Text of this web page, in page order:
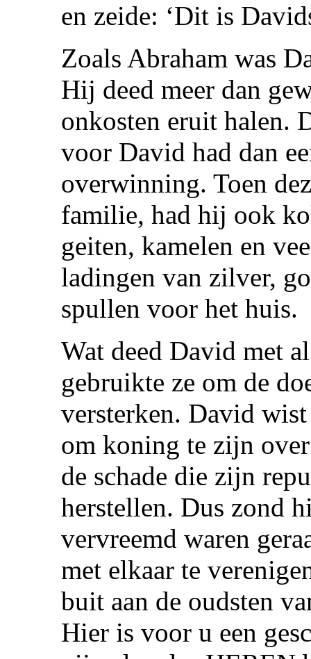
en zeide: ‘Dit is
Zoals Abraham was
Hij deed meer dan
onkosten eruit halen.
voor David had dan
overwinning. Toen
familie, had hij ook
geiten, kamelen en
ladingen van zilver,
spullen voor het huis.
Wat deed David met
gebruikte ze om de
versterken. David
om koning te zijn
de schade die zijn
herstellen. Dus zond
vervreemd waren
met elkaar te
buit aan de oudsten
Hier is voor u een